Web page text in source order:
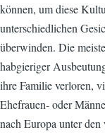
können, um diese
unterschiedlichen
überwinden. Die
habgieriger
ihre Familie verloren,
Ehefrauen- oder
nach Europa unter